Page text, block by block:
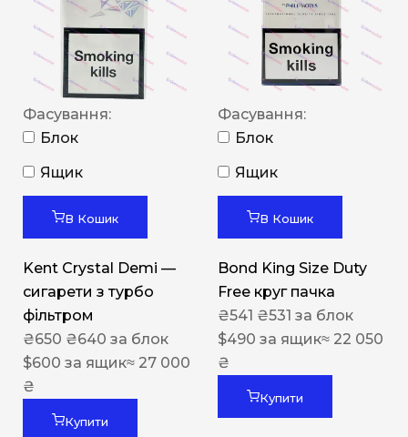
Фасування:
Блок
Ящик
В Кошик
Kent Crystal Demi —
сигарети з турбо
фільтром
₴650 ₴640 за блок
$600 за ящик≈ 27 000
₴
Купити
Фасування:
Блок
Ящик
В Кошик
Bond King Size Duty
Free круг пачка
₴541 ₴531 за блок
$490 за ящик≈ 22 050
₴
Купити